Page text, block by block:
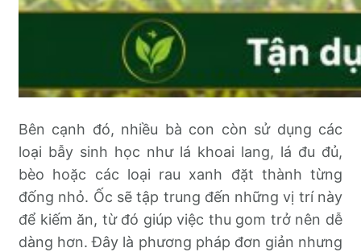
Bên cạnh đó, nhiều bà con còn sử dụng các
loại bẫy sinh học như lá khoai lang, lá đu đủ,
bèo hoặc các loại rau xanh đặt thành từng
đống nhỏ. Ốc sẽ tập trung đến những vị trí này
để kiếm ăn, từ đó giúp việc thu gom trở nên dễ
dàng hơn. Đây là phương pháp đơn giản nhưng